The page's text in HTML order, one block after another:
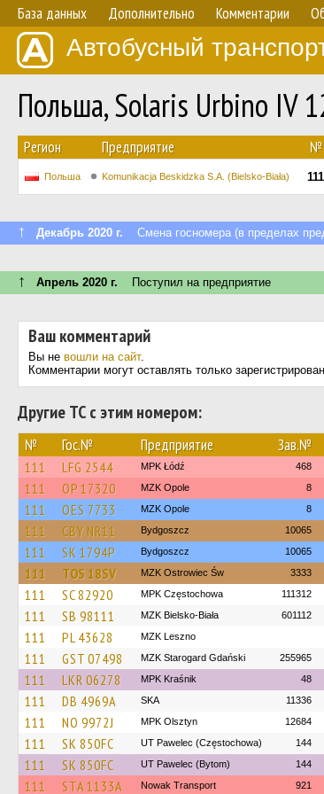
База данных Дополнительно Комментарии
Автобусный
Польша, Solaris Urbino IV
Регион Предприятие №
Польша Komunikacja Beskidzka S.A. (Bielsko-Biała) 111
↑ Декабрь 2020 г. Смена госномера (в пределах
↑ Апрель 2020 г. Поступил на предприятие
Ваш комментарий
Вы не вошли на сайт.
Комментарии могут оставлять только
Другие ТС с этим номером:
№ Гос.№ Предприятие Зав.№
111 LFG 2544 MPK Łódź 468
111 OP 17320 MZK Opole 8
111 OES 7733 MZK Opole 8
111 CBY NR11 Bydgoszcz 10065
111 SK 1794P Bydgoszcz 10065
111 TOS 18SV MZK Ostrowiec Św 3333
111 SC 82920 MPK Częstochowa 111312
111 SB 98111 MZK Bielsko-Biała 601112
111 PL 43628 MZK Leszno
111 GST 07498 MZK Starogard Gdański 255965
111 LKR 06278 MPK Kraśnik 48
111 DB 4969A SKA 11336
111 NO 9972J MPK Olsztyn 12684
111 SK 850FC UT Pawelec (Częstochowa) 144
111 SK 850FC UT Pawelec (Bytom) 144
111 STA 1133A Nowak Transport 921